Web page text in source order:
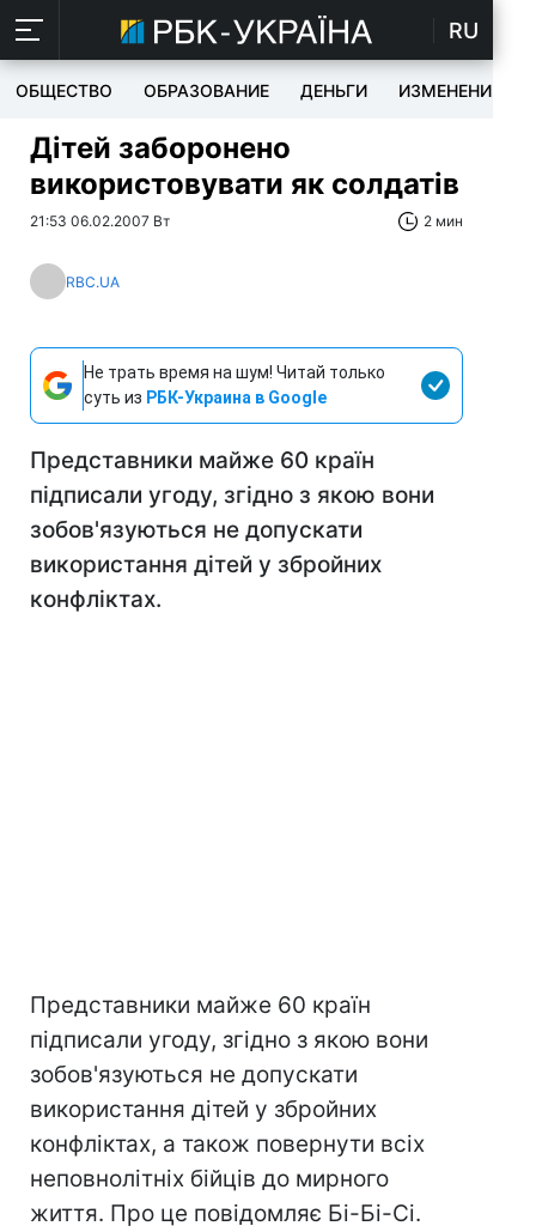
RU
ОБЩЕСТВО ОБРАЗОВАНИЕ ДЕНЬГИ ИЗМЕНЕНИЯ
Дітей заборонено
використовувати як солдатів
21:53 06.02.2007 Вт 2 мин
RBC.UA
Не трать время на шум! Читай только
суть из РБК-Украина в Google
Представники майже 60 країн
підписали угоду, згідно з якою вони
зобов'язуються не допускати
використання дітей у збройних
конфліктах.
Представники майже 60 країн
підписали угоду, згідно з якою вони
зобов'язуються не допускати
використання дітей у збройних
конфліктах, а також повернути всіх
неповнолітніх бійців до мирного
життя. Про це повідомляє Бі-Бі-Сі.